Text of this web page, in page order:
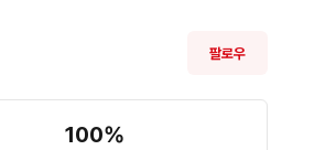
팔로우
100%